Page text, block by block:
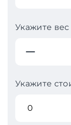
Укажите вес
Укажите